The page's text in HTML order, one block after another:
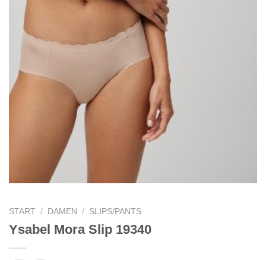
START / DAMEN / SLIPS/PANTS
Ysabel Mora Slip 19340